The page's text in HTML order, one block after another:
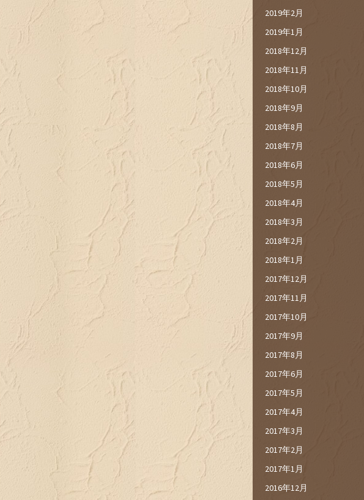
2019年2月
2019年1月
2018年12月
2018年11月
2018年10月
2018年9月
2018年8月
2018年7月
2018年6月
2018年5月
2018年4月
2018年3月
2018年2月
2018年1月
2017年12月
2017年11月
2017年10月
2017年9月
2017年8月
2017年6月
2017年5月
2017年4月
2017年3月
2017年2月
2017年1月
2016年12月